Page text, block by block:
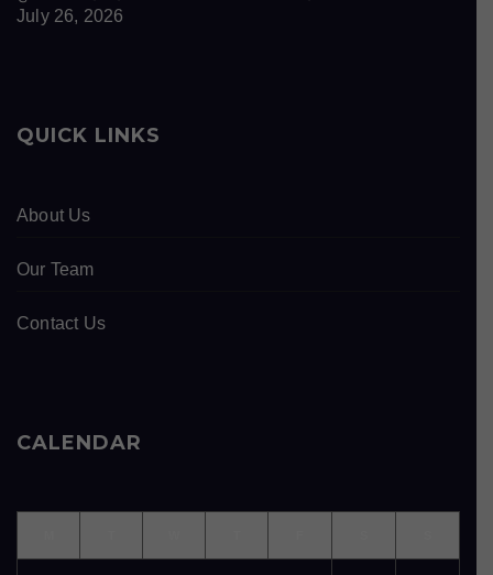
July 26, 2026
QUICK LINKS
About Us
Our Team
Contact Us
CALENDAR